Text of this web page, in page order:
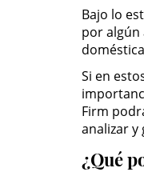
Bajo lo
por algún
Si en
Firm
analizar y
¿Qué